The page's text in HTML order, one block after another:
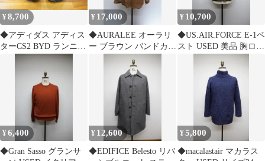
¥8,700
◆アディダス アディス
ターCS2 BYD ランニン
グ USED サイズ8H
¥ 17,000
◆AURALEE オーラリ
ー ブラウン バンドカラ
ー 長袖シャツ サイズ3
¥ 10,700
◆US.AIR.FORCE E-1ベ
スト USED 美品 胸ロゴ
1962年
¥6,400
◆Gran Sasso グランサ
¥ 12,600
◆EDIFICE Belesto リバ
¥5,800
◆macalastair マカラス